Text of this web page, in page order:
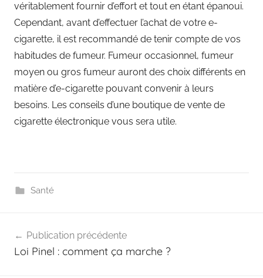
véritablement fournir d’effort et tout en étant épanoui.
Cependant, avant d’effectuer l’achat de votre e-
cigarette, il est recommandé de tenir compte de vos
habitudes de fumeur. Fumeur occasionnel, fumeur
moyen ou gros fumeur auront des choix différents en
matière d’e-cigarette pouvant convenir à leurs
besoins. Les conseils d’une boutique de vente de
cigarette électronique vous sera utile.
Santé
de
Publication précédente
Loi Pinel : comment ça marche ?